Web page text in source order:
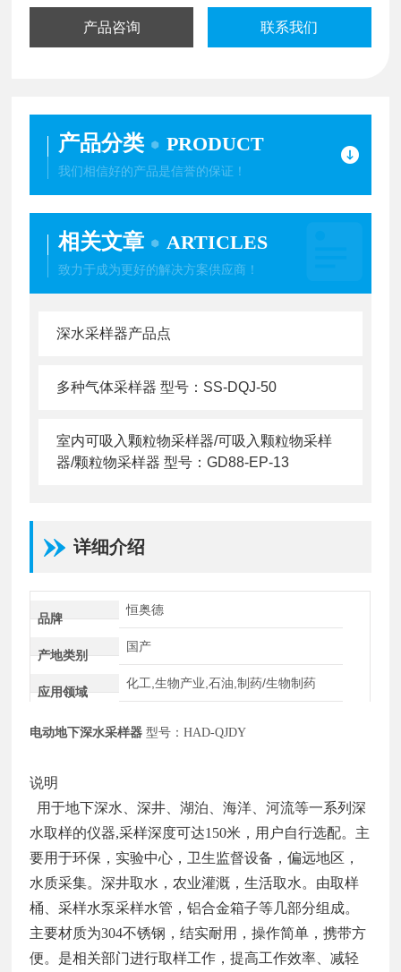
产品咨询 联系我们
产品分类 PRODUCT
我们相信好的产品是信誉的保证！
相关文章 ARTICLES
致力于成为更好的解决方案供应商！
深水采样器产品点
多种气体采样器 型号：SS-DQJ-50
室内可吸入颗粒物采样器/可吸入颗粒物采样
器/颗粒物采样器 型号：GD88-EP-13
详细介绍
品牌
恒奥德
产地类别
国产
应用领域
化工,生物产业,石油,制药/生物制药
电动地下深水采样器 型号：HAD-QJDY
说明
用于地下深水、深井、湖泊、海洋、河流等一系列深
水取样的仪器,采样深度可达150米，用户自行选配。主
要用于环保，实验中心，卫生监督设备，偏远地区，
水质采集。深井取水，农业灌溉，生活取水。由取样
桶、采样水泵采样水管，铝合金箱子等几部分组成。
主要材质为304不锈钢，结实耐用，操作简单，携带方
便。是相关部门进行取样工作，提高工作效率、减轻